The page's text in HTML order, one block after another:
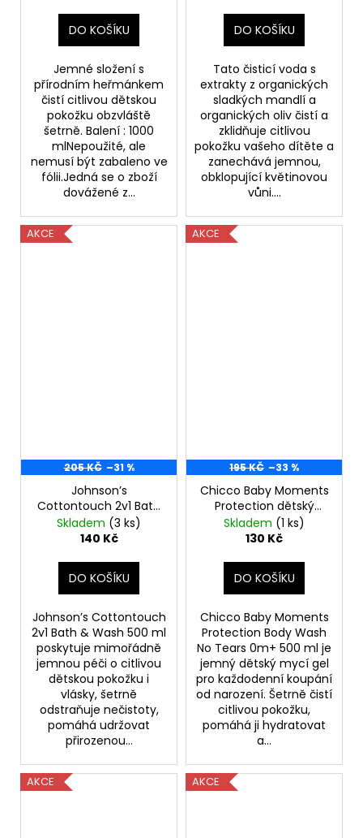
DO KOŠÍKU
Jemné složení s
přírodním heřmánkem
čistí citlivou dětskou
pokožku obzvláště
šetrně. Balení : 1000
mlNepoužité, ale
nemusí být zabaleno ve
fólii.Jedná se o zboží
dovážené z...
DO KOŠÍKU
Tato čisticí voda s
extrakty z organických
sladkých mandlí a
organických oliv čistí a
zklidňuje citlivou
pokožku vašeho dítěte a
zanechává jemnou,
obklopující květinovou
vůni....
AKCE
205 KČ –31 %
Johnson’s
Cottontouch 2v1 Bath
& Wash 500 ml
(poškozený aplikátor)
Skladem (3 ks)
140 Kč
DO KOŠÍKU
Johnson’s Cottontouch
2v1 Bath & Wash 500 ml
poskytuje mimořádně
jemnou péči o citlivou
dětskou pokožku i
vlásky, šetrně
odstraňuje nečistoty,
pomáhá udržovat
přirozenou...
AKCE
195 KČ –33 %
Chicco Baby Moments
Protection dětský
mycí gel 500ml
(poškozený aplikátor)
Skladem (1 ks)
130 Kč
DO KOŠÍKU
Chicco Baby Moments
Protection Body Wash
No Tears 0m+ 500 ml je
jemný dětský mycí gel
pro každodenní koupání
od narození. Šetrně čistí
citlivou pokožku,
pomáhá ji hydratovat
a...
AKCE AKCE